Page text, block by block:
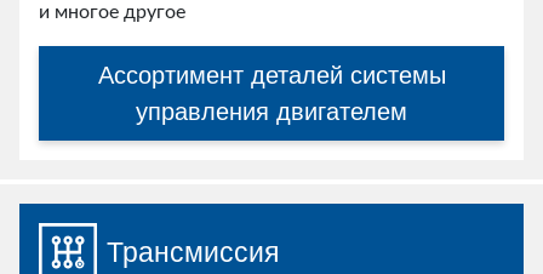
и многое другое
Ассортимент деталей системы
управления двигателем
Трансмиссия